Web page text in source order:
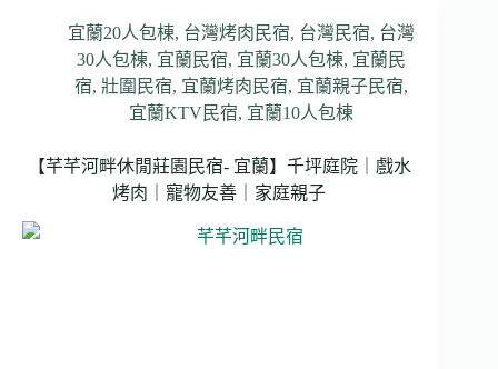
宜蘭20人包棟, 台灣烤肉民宿, 台灣民宿, 台灣
30人包棟, 宜蘭民宿, 宜蘭30人包棟, 宜蘭民
宿,壯圍民宿, 宜蘭烤肉民宿, 宜蘭親子民宿,
宜蘭KTV民宿, 宜蘭10人包棟
【芊芊河畔休閒莊園民宿- 宜蘭】千坪庭院｜戲水
烤肉｜寵物友善｜家庭親子